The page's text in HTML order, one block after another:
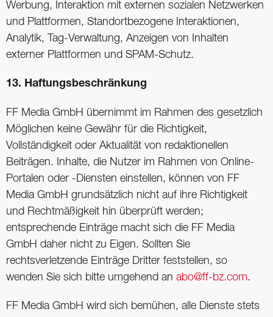
Werbung, Interaktion mit externen sozialen Netzwerken
und Plattformen, Standortbezogene Interaktionen,
Analytik, Tag-Verwaltung, Anzeigen von Inhalten
externer Plattformen und SPAM-Schutz.
13. Haftungsbeschränkung
FF Media GmbH übernimmt im Rahmen des gesetzlich
Möglichen keine Gewähr für die Richtigkeit,
Vollständigkeit oder Aktualität von redaktionellen
Beiträgen. Inhalte, die Nutzer im Rahmen von Online-
Portalen oder -Diensten einstellen, können von FF
Media GmbH grundsätzlich nicht auf ihre Richtigkeit
und Rechtmäßigkeit hin überprüft werden;
entsprechende Einträge macht sich die FF Media
GmbH daher nicht zu Eigen. Sollten Sie
rechtsverletzende Einträge Dritter feststellen, so
wenden Sie sich bitte umgehend an abo@ff-bz.com.
FF Media GmbH wird sich bemühen, alle Dienste stets